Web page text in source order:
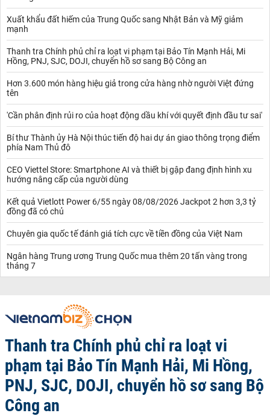
Xuất khẩu đất hiếm của Trung Quốc sang Nhật Bản và Mỹ giảm
mạnh
Thanh tra Chính phủ chỉ ra loạt vi phạm tại Bảo Tín Mạnh Hải, Mi
Hồng, PNJ, SJC, DOJI, chuyển hồ sơ sang Bộ Công an
Hơn 3.600 món hàng hiệu giả trong cửa hàng nhờ người Việt đứng
tên
'Cần phân định rủi ro của hoạt động dầu khí với quyết định đầu tư sai'
Bí thư Thành ủy Hà Nội thúc tiến độ hai dự án giao thông trọng điểm
phía Nam Thủ đô
CEO Viettel Store: Smartphone AI và thiết bị gập đang định hình xu
hướng nâng cấp của người dùng
Kết quả Vietlott Power 6/55 ngày 08/08/2026 Jackpot 2 hơn 3,3 tỷ
đồng đã có chủ
Chuyên gia quốc tế đánh giá tích cực về tiền đồng của Việt Nam
Ngân hàng Trung ương Trung Quốc mua thêm 20 tấn vàng trong
tháng 7
Thanh tra Chính phủ chỉ ra loạt vi
phạm tại Bảo Tín Mạnh Hải, Mi Hồng,
PNJ, SJC, DOJI, chuyển hồ sơ sang Bộ
Công an